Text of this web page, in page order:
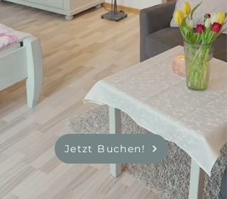
Jetzt Buchen!